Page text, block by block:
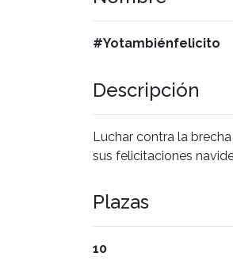
#Yotambiénfelicito
Descripción
Luchar contra la
sus felicitaciones
Plazas
10